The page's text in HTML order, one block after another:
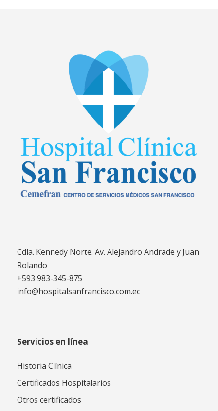
Cdla. Kennedy Norte. Av. Alejandro Andrade y Juan
Rolando
+593 983-345-875
info@hospitalsanfrancisco.com.ec
Servicios en línea
Historia Clínica
Certificados Hospitalarios
Otros certificados